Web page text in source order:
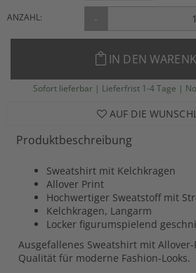
ANZAHL: -
IN DEN
Sofort lieferbar | Lieferfrist 1-4 Tage |
AUF DIE
Produktbeschreibung
Sweatshirt mit Kelchkragen
Allover Print
Hochwertiger Sweatstoff mit
Kelchkragen, Langarm
Locker figurumspielend
Ausgefallenes Sweatshirt mit
Qualität für moderne Fashion-Looks.